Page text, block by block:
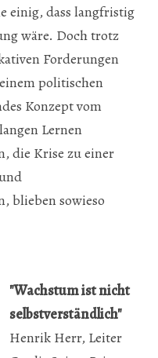
einig, dass langfristig
wäre. Doch trotz
Forderungen
politischen
Konzept vom
Lernen
die Krise zu einer
blieben sowieso
"Wachstum ist nicht
selbstverständlich"
Henrik Herr, Leiter